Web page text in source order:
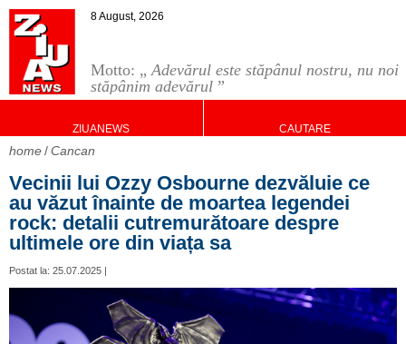
Motto: „Adevărul este stăpânul nostru, nu noi
stăpânim adevărul ”
8 August, 2026
ZIUANEWS CAUTARE
home Cancan
Vecinii lui Ozzy Osbourne dezvăluie ce
au văzut înainte de moartea legendei
rock: detalii cutremurătoare despre
ultimele ore din viața sa
Postat la: 25.07.2025 |